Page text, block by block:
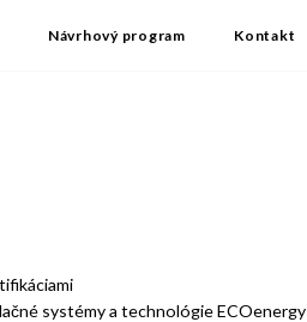
Návrhový program Kontakt
systémy a technológie ECOenergy